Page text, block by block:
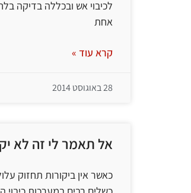
אחת
קרא עוד »
28 באוגוסט 2014
אל תאמר לי זה לא
כאשר אין ביקורות תחזוק